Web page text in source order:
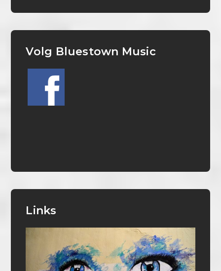
Volg Bluestown Music
Links